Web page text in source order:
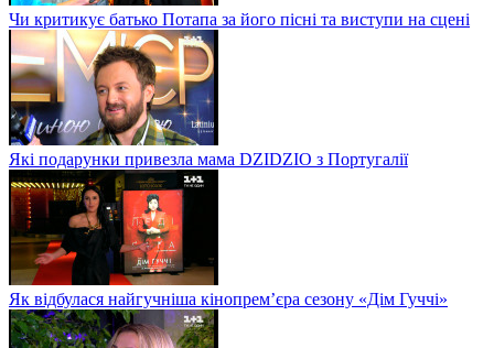
Чи критикує батько Потапа за його пісні та виступи на сцені
Які подарунки привезла мама DZIDZIO з Португалії
Як відбулася найгучніша кінопрем’єра сезону «Дім Гуччі»